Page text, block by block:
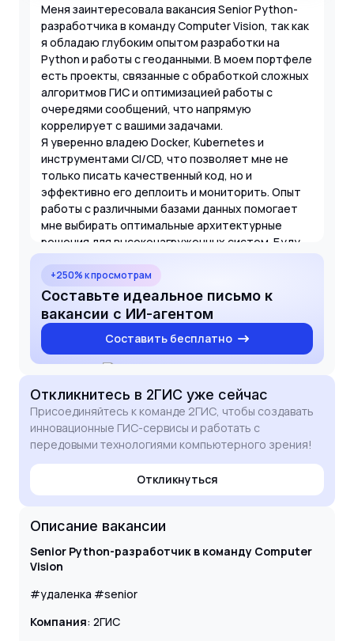
Меня заинтересовала вакансия Senior Python-
разработчика в команду Computer Vision, так как
я обладаю глубоким опытом разработки на
Python и работы с геоданными. В моем портфеле
есть проекты, связанные с обработкой сложных
алгоритмов ГИС и оптимизацией работы с
очередями сообщений, что напрямую
коррелирует с вашими задачами.
Я уверенно владею Docker, Kubernetes и
инструментами CI/CD, что позволяет мне не
только писать качественный код, но и
эффективно его деплоить и мониторить. Опыт
работы с различными базами данных помогает
мне выбирать оптимальные архитектурные
решения для высоконагруженных систем. Буду
рад применить свои навыки для развития
продуктов 2ГИС.
+250% к просмотрам
Составьте идеальное письмо к
вакансии с ИИ-агентом
Составить бесплатно
Откликнитесь в 2ГИС уже сейчас
Присоединяйтесь к команде 2ГИС, чтобы создавать
инновационные ГИС-сервисы и работать с
передовыми технологиями компьютерного зрения!
Откликнуться
Описание вакансии
Senior Python-разработчик в команду Computer
Vision
#удаленка #senior
Компания: 2ГИС